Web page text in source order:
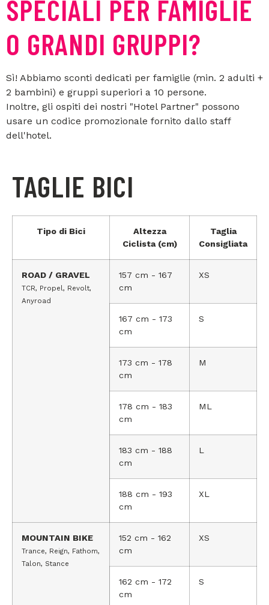
SPECIALI PER FAMIGLIE
O GRANDI GRUPPI?
Sì! Abbiamo sconti dedicati per famiglie (min. 2 adulti +
2 bambini) e gruppi superiori a 10 persone.
Inoltre, gli ospiti dei nostri "Hotel Partner" possono
usare un codice promozionale fornito dallo staff
dell'hotel.
TAGLIE BICI
Tipo di Bici
Altezza
Ciclista (cm)
Taglia
Consigliata
ROAD / GRAVEL
TCR, Propel, Revolt,
Anyroad
157 cm - 167
cm
XS
167 cm - 173
cm
S
173 cm - 178
cm
M
178 cm - 183
cm
ML
183 cm - 188
cm
L
188 cm - 193
cm
XL
MOUNTAIN BIKE
Trance, Reign, Fathom,
Talon, Stance
152 cm - 162
cm
XS
162 cm - 172
cm
S